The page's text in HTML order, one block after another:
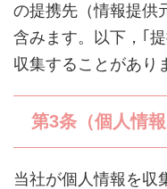
の提携先（情報提供
含みます。以下，｢
収集することがあり
第3条（個人情
当社が個人情報を収